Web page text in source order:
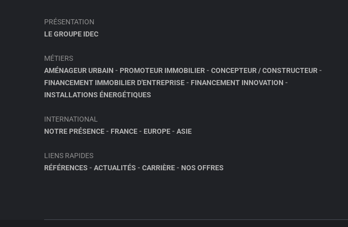
PRÉSENTATION
LE GROUPE IDEC
MÉTIERS
AMÉNAGEUR URBAIN - PROMOTEUR IMMOBILIER- CONCEPTEUR / CONSTRUCTEUR-
FINANCEMENT IMMOBILIER D'ENTREPRISE- FINANCEMENT INNOVATION -
INSTALLATIONS ÉNERGÉTIQUES
INTERNATIONAL
NOTRE PRÉSENCE- FRANCE- EUROPE- ASIE
LIENS RAPIDES
RÉFÉRENCES - ACTUALITÉS - CARRIÈRE- NOS OFFRES